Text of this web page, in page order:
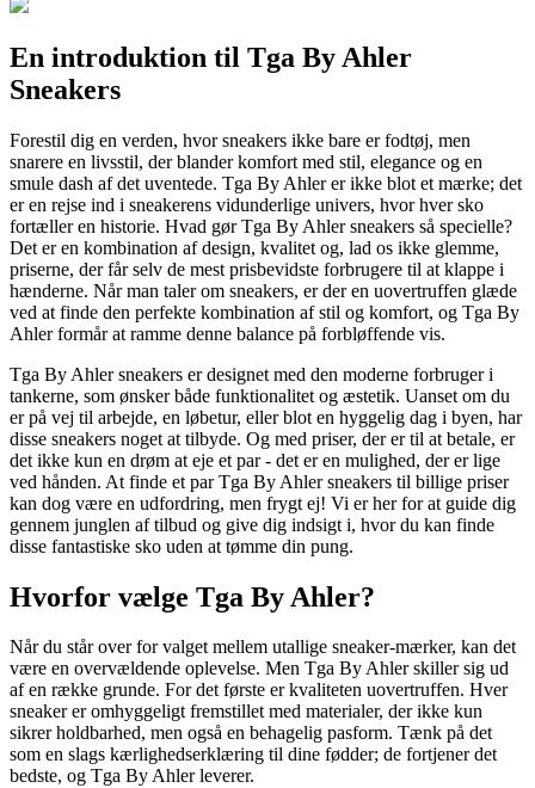
En introduktion til Tga By Ahler
Sneakers
Forestil dig en verden, hvor sneakers ikke bare er fodtøj, men
snarere en livsstil, der blander komfort med stil, elegance og en
smule dash af det uventede. Tga By Ahler er ikke blot et mærke; det
er en rejse ind i sneakerens vidunderlige univers, hvor hver sko
fortæller en historie. Hvad gør Tga By Ahler sneakers så specielle?
Det er en kombination af design, kvalitet og, lad os ikke glemme,
priserne, der får selv de mest prisbevidste forbrugere til at klappe i
hænderne. Når man taler om sneakers, er der en uovertruffen glæde
ved at finde den perfekte kombination af stil og komfort, og Tga By
Ahler formår at ramme denne balance på forbløffende vis.
Tga By Ahler sneakers er designet med den moderne forbruger i
tankerne, som ønsker både funktionalitet og æstetik. Uanset om du
er på vej til arbejde, en løbetur, eller blot en hyggelig dag i byen, har
disse sneakers noget at tilbyde. Og med priser, der er til at betale, er
det ikke kun en drøm at eje et par - det er en mulighed, der er lige
ved hånden. At finde et par Tga By Ahler sneakers til billige priser
kan dog være en udfordring, men frygt ej! Vi er her for at guide dig
gennem junglen af tilbud og give dig indsigt i, hvor du kan finde
disse fantastiske sko uden at tømme din pung.
Hvorfor vælge Tga By Ahler?
Når du står over for valget mellem utallige sneaker-mærker, kan det
være en overvældende oplevelse. Men Tga By Ahler skiller sig ud
af en række grunde. For det første er kvaliteten uovertruffen. Hver
sneaker er omhyggeligt fremstillet med materialer, der ikke kun
sikrer holdbarhed, men også en behagelig pasform. Tænk på det
som en slags kærlighedserklæring til dine fødder; de fortjener det
bedste, og Tga By Ahler leverer.